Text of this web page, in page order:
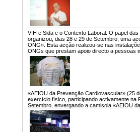
VIH e Sida e o Contexto Laboral: O papel
organizou, dias 28 e 29 de Setembro, uma
ONG». Esta acção realizou-se nas
ONGs que prestam apoio directo a pessoas
«AEIOU da Prevenção Cardiovascular» (25
exercício físico, participando activamente na
Setembro, envergando a camisola «AEIOU